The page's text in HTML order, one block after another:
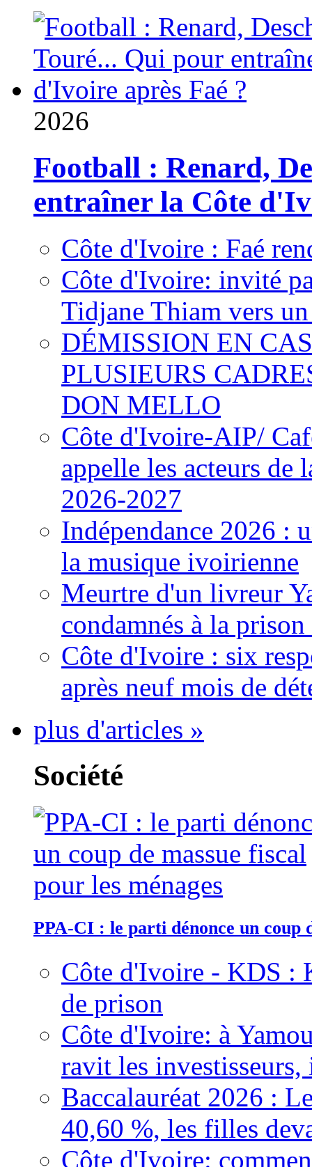
2026
Football : Renard,
entraîner la Côte
Côte d'Ivoire : Faé
Côte d'Ivoire: invité
Tidjane Thiam vers
DÉMISSION EN
PLUSIEURS
DON MELLO
Côte d'Ivoire-AIP/
appelle les acteurs de
2026-2027
Indépendance 2026 :
la musique ivoirienne
Meurtre d'un livreur
condamnés à la
Côte d'Ivoire : six
après neuf mois de
plus d'articles »
Société
PPA-CI : le parti dénonce un coup
Côte d'Ivoire - KDS :
de prison
Côte d'Ivoire: à
ravit les
Baccalauréat 2026 :
40,60 %, les filles
Côte d'Ivoire: